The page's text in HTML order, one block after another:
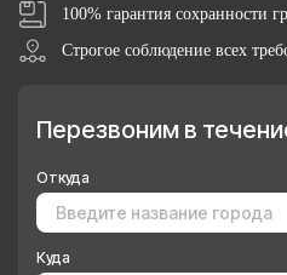
100% гарантия сохранности
Строгое соблюдение всех
Перезвоним в
Откуда
Куда